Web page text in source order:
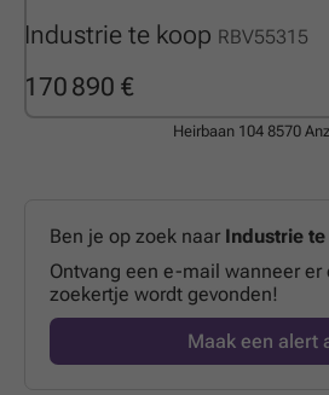
Industrie te koop RBV55315
170 890 €
Heirbaan 104 8570
Ben je op zoek naar Industrie
Ontvang een e-mail wanneer er
zoekertje wordt gevonden!
Maak een alert